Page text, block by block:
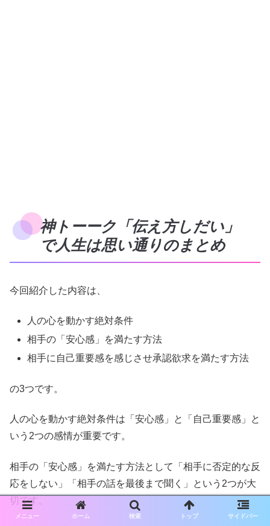
神トーーク「伝え方しだい」
で人生は思い通りのまとめ
今回紹介した内容は、
人の心を動かす絶対条件
相手の「安心感」を満たす方法
相手に自己重要感を感じさせ承認欲求を満たす方法
の3つです。
人の心を動かす絶対条件は「安心感」と「自己重要感」と
いう2つの感情が重要です。
相手の「安心感」を満たす方法として「相手に否定的な反
応をしない」「相手の話を最後まで聞く」という2つが大
切です。
メニュー ホーム 検索 トップ サイドバー